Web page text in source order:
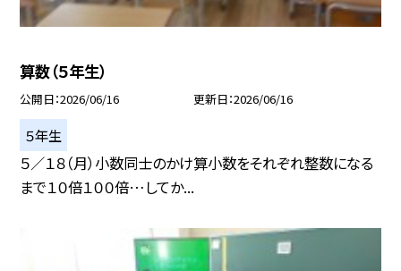
算数（５年生）
公開日 2026/06/16 更新日 2026/06/16
５年生
５／１８（月）小数同士のかけ算小数をそれぞれ整数になる
まで１０倍１００倍…してか...